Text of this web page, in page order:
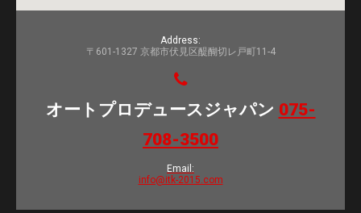
Address:
〒601-1327 京都市伏見区醍醐切レ戸町11-4
オートプロデュースジャパン 075-
708-3500
Email:
info@itk-2015.com